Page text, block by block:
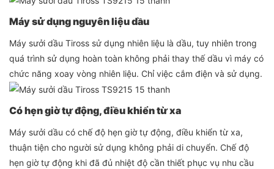
Máy sử dụng nguyên liệu dầu
Máy sưởi dầu Tiross sử dụng nhiên liệu là dầu, tuy nhiên trong
quá trình sử dụng hoàn toàn không phải thay thế dầu vì máy có
chức năng xoay vòng nhiên liệu. Chỉ việc cắm điện và sử dụng.
Có hẹn giờ tự động, điều khiển từ xa
Máy sưởi dầu có chế độ hẹn giờ tự động, điều khiển từ xa,
thuận tiện cho người sử dụng không phải di chuyển. Chế độ
hẹn giờ tự động khi đã đủ nhiệt độ cần thiết phục vụ nhu cầu